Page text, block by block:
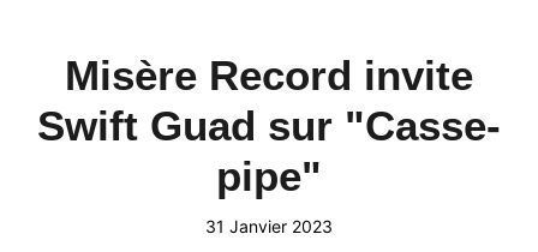
Misère Record invite
Swift Guad sur "Casse-
pipe"
31 Janvier 2023